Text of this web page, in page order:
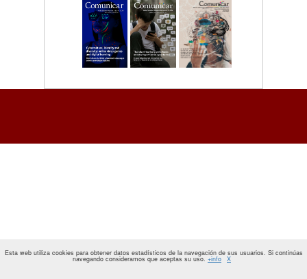
Esta web utiliza cookies para obtener datos estadísticos de la navegación de sus usuarios. Si continúas
navegando consideramos que aceptas su uso. +info X